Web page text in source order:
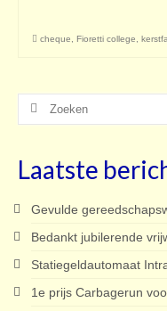
cheque Fioretti college
Zoeken
Laatste
Gevulde
Bedankt jubilerende
Statiegeldautomaat
1e prijs Carbagerun